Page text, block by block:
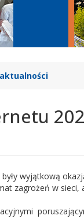
wyjątkową
zagrożeń w